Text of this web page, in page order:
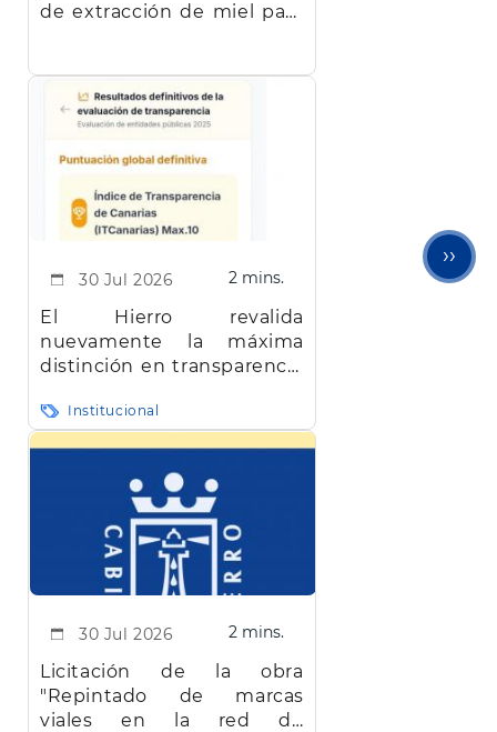
de extracción de miel para
30 Jul 2026 2 mins.
El Hierro revalida
nuevamente la máxima
distinción en transparencia
Institucional
30 Jul 2026 2 mins.
Licitación de la obra
"Repintado de marcas
viales en la red de
››